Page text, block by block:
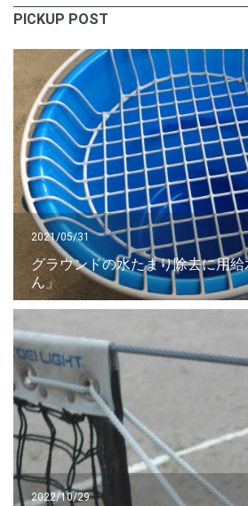
PICKUP POST
2021/05/31
グラウンドの水たまり除去に用
ん」
2022/10/29